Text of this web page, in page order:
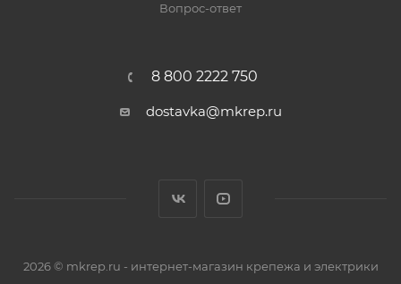
Вопрос-ответ
8 800 2222 750
dostavka@mkrep.ru
2026 © mkrep.ru - интернет-магазин крепежа и электрики